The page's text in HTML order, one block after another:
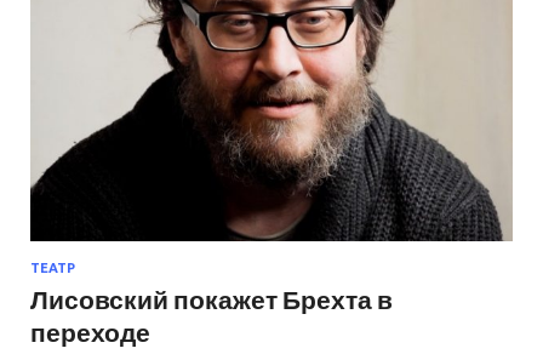
ТЕАТР
Лисовский покажет Брехта в
переходе